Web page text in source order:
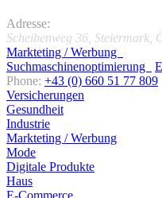
Adresse:
Scheibenweg 36 Steiermark,
Markteting / Werbung
Suchmaschinenoptimierung
Phone: +43 (0) 660 51 77 809
Versicherungen
Gesundheit
Industrie
Markteting / Werbung
Mode
Digitale Produkte
Haus